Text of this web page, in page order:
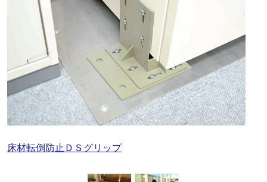
床材転倒防止ＤＳグリップ